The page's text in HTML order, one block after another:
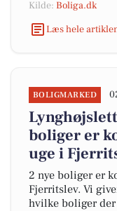
Kilde: Boliga.dk
Læs hele
BOLIGMARKED
boliger er
uge i
2 nye boliger er
Fjerritslev. Vi
hvilke boliger der